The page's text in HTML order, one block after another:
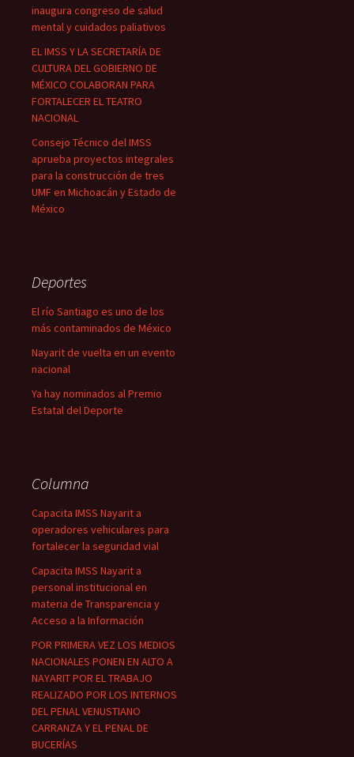
inaugura congreso de salud
mental y cuidados paliativos
EL IMSS Y LA SECRETARÍA DE
CULTURA DEL GOBIERNO DE
MÉXICO COLABORAN PARA
FORTALECER EL TEATRO
NACIONAL
Consejo Técnico del IMSS
aprueba proyectos integrales
para la construcción de tres
UMF en Michoacán y Estado de
México
Deportes
El río Santiago es uno de los
más contaminados de México
Nayarit de vuelta en un evento
nacional
Ya hay nominados al Premio
Estatal del Deporte
Columna
Capacita IMSS Nayarit a
operadores vehiculares para
fortalecer la seguridad vial
Capacita IMSS Nayarit a
personal institucional en
materia de Transparencia y
Acceso a la Información
POR PRIMERA VEZ LOS MEDIOS
NACIONALES PONEN EN ALTO A
NAYARIT POR EL TRABAJO
REALIZADO POR LOS INTERNOS
DEL PENAL VENUSTIANO
CARRANZA Y EL PENAL DE
BUCERÍAS